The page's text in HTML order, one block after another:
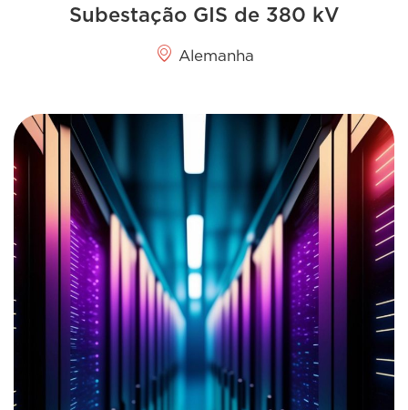
Subestação GIS de 380 kV
Alemanha